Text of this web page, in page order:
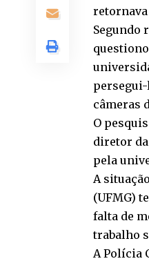
retornava
Segundo
câmeras
O
diretor
pela
A
(UFMG)
falta de
trabalho
A Polícia